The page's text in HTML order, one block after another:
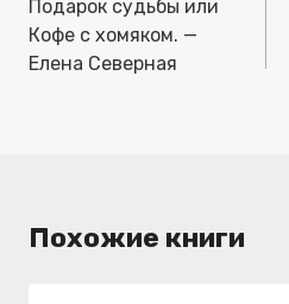
записям
Подарок судьбы или
Кофе с хомяком. —
Елена Северная
Похожие книги